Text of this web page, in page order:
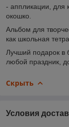
- аппликации, для
окошко.
Альбом для
как школьная
Лучший подарок в
любой праздник,
Скрыть
Условия